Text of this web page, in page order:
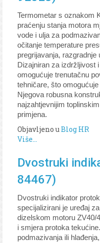
Termometar s oznakom
praćenju stanja motora
vode i ulja za
očitanje temperature
pregrijavanja, razgradnje
Dizajniran za izdržljivost
omogućuje trenutačnu
tehničare, što
Njegova robusna
najzahtjevnijim
primjena.
Objavljeno uBlog HR
Više...
Dvostruki
84467)
Dvostruki indikator
specijalizirani je uređaj
dizelskom motoru ZV40/
i smjera protoka
podmazivanja ili